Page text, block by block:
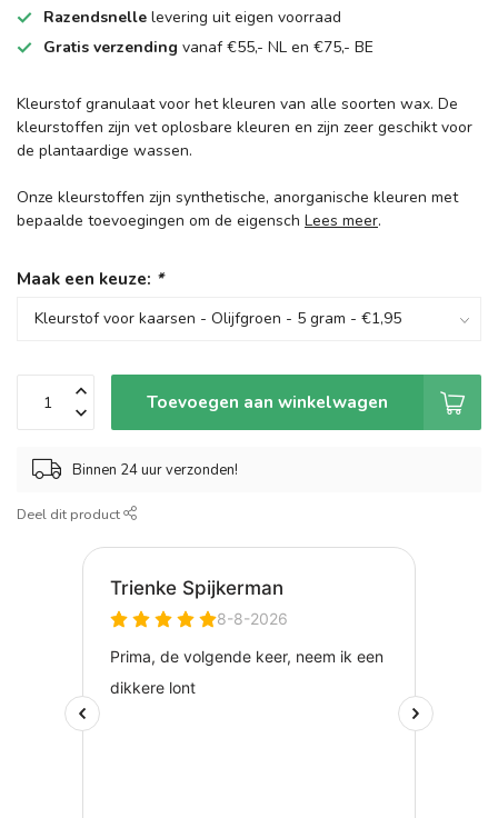
Razendsnelle levering uit eigen voorraad
Gratis verzending vanaf €55,- NL en €75,- BE
Kleurstof granulaat voor het kleuren van alle soorten wax. De
kleurstoffen zijn vet oplosbare kleuren en zijn zeer geschikt voor
de plantaardige wassen.
Onze kleurstoffen zijn synthetische, anorganische kleuren met
bepaalde toevoegingen om de eigensch Lees meer.
Maak een keuze: *
Toevoegen aan winkelwagen
Binnen 24 uur verzonden!
Deel dit product